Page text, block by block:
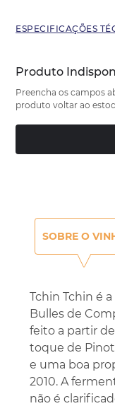
ESPECIFICAÇÕES
Produto
Preencha os campos
produto voltar ao
SOBRE O
Tchin Tchin é
Bulles de
feito a partir
toque de Pinot
e uma boa
2010. A
não é